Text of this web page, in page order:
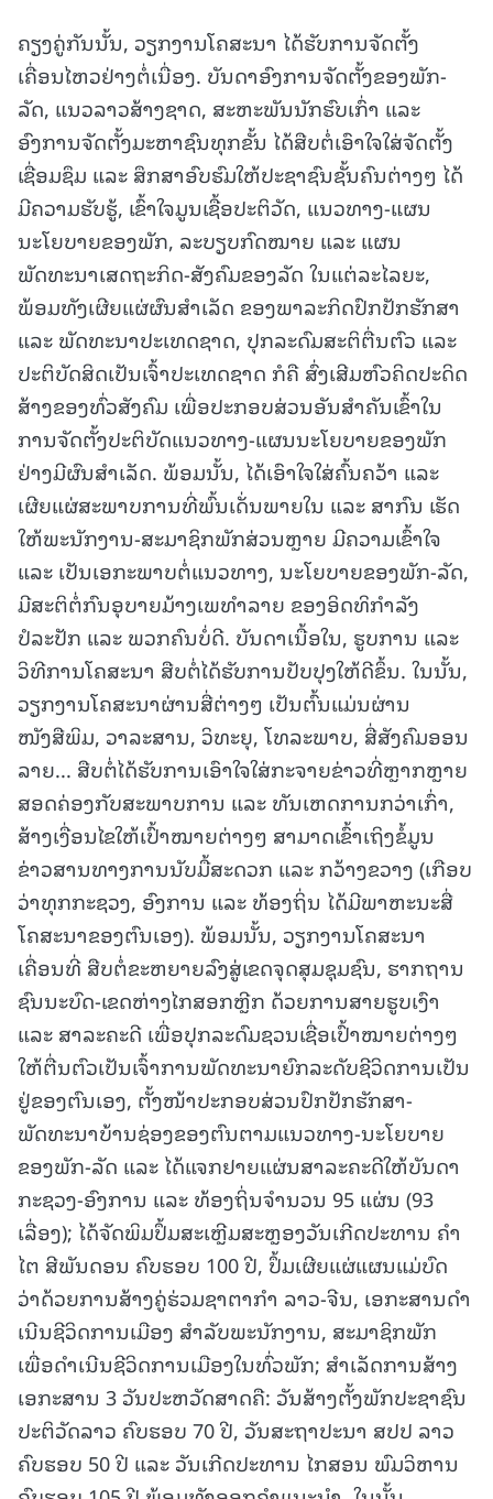
ຄຽງຄູ່ກັນນັ້ນ, ວຽກງານໂຄສະນາ ໄດ້ຮັບການຈັດຕັ້ງ
ເຄື່ອນໄຫວຢ່າງຕໍ່ເນື່ອງ. ບັນດາອົງການຈັດຕັ້ງຂອງພັກ-
ລັດ, ແນວລາວສ້າງຊາດ, ສະຫະພັນນັກຮົບເກົ່າ ແລະ
ອົງການຈັດຕັ້ງມະຫາຊົນທຸກຂັ້ນ ໄດ້ສືບຕໍ່ເອົາໃຈໃສ່ຈັດຕັ້ງ
ເຊື່ອມຊຶມ ແລະ ສຶກສາອົບຮົມໃຫ້ປະຊາຊົນຊັ້ນຄົນຕ່າງໆ ໄດ້
ມີຄວາມຮັບຮູ້, ເຂົ້າໃຈມູນເຊື້ອປະຕິວັດ, ແນວທາງ-ແຜນ
ນະໂຍບາຍຂອງພັກ, ລະບຽບກົດໝາຍ ແລະ ແຜນ
ພັດທະນາເສດຖະກິດ-ສັງຄົມຂອງລັດ ໃນແຕ່ລະໄລຍະ,
ພ້ອມທັງເຜີຍແຜ່ຜົນສໍາເລັດ ຂອງພາລະກິດປົກປັກຮັກສາ
ແລະ ພັດທະນາປະເທດຊາດ, ປຸກລະດົມສະຕິຕື່ນຕົວ ແລະ
ປະຕິບັດສິດເປັນເຈົ້າປະເທດຊາດ ກໍຄື ສົ່ງເສີມຫົວຄິດປະດິດ
ສ້າງຂອງທົ່ວສັງຄົມ ເພື່ອປະກອບສ່ວນອັນສໍາຄັນເຂົ້າໃນ
ການຈັດຕັ້ງປະຕິບັດແນວທາງ-ແຜນນະໂຍບາຍຂອງພັກ
ຢ່າງມີຜົນສໍາເລັດ. ພ້ອມນັ້ນ, ໄດ້ເອົາໃຈໃສ່ຄົ້ນຄວ້າ ແລະ
ເຜີຍແຜ່ສະພາບການທີ່ພົ້ນເດັ່ນພາຍໃນ ແລະ ສາກົນ ເຮັດ
ໃຫ້ພະນັກງານ-ສະມາຊິກພັກສ່ວນຫຼາຍ ມີຄວາມເຂົ້າໃຈ
ແລະ ເປັນເອກະພາບຕໍ່ແນວທາງ, ນະໂຍບາຍຂອງພັກ-ລັດ,
ມີສະຕິຕໍ່ກົນອຸບາຍມ້າງເພທໍາລາຍ ຂອງອິດທິກໍາລັງ
ປໍລະປັກ ແລະ ພວກຄົນບໍ່ດີ. ບັນດາເນື້ອໃນ, ຮູບການ ແລະ
ວິທີການໂຄສະນາ ສືບຕໍ່ໄດ້ຮັບການປັບປຸງໃຫ້ດີຂຶ້ນ. ໃນນັ້ນ,
ວຽກງານໂຄສະນາຜ່ານສື່ຕ່າງໆ ເປັນຕົ້ນແມ່ນຜ່ານ
ໜັງສືພິມ, ວາລະສານ, ວິທະຍຸ, ໂທລະພາບ, ສື່ສັງຄົມອອນ
ລາຍ... ສືບຕໍ່ໄດ້ຮັບການເອົາໃຈໃສ່ກະຈາຍຂ່າວທີ່ຫຼາກຫຼາຍ
ສອດຄ່ອງກັບສະພາບການ ແລະ ທັນເຫດການກວ່າເກົ່າ,
ສ້າງເງື່ອນໄຂໃຫ້ເປົ້າໝາຍຕ່າງໆ ສາມາດເຂົ້າເຖິງຂໍ້ມູນ
ຂ່າວສານທາງການນັບມື້ສະດວກ ແລະ ກວ້າງຂວາງ (ເກືອບ
ວ່າທຸກກະຊວງ, ອົງການ ແລະ ທ້ອງຖິ່ນ ໄດ້ມີພາຫະນະສື່
ໂຄສະນາຂອງຕົນເອງ). ພ້ອມນັ້ນ, ວຽກງານໂຄສະນາ
ເຄື່ອນທີ່ ສືບຕໍ່ຂະຫຍາຍລົງສູ່ເຂດຈຸດສຸມຊຸມຊົນ, ຮາກຖານ
ຊົນນະບົດ-ເຂດຫ່າງໄກສອກຫຼີກ ດ້ວຍການສາຍຮູບເງົາ
ແລະ ສາລະຄະດີ ເພື່ອປຸກລະດົມຊວນເຊື່ອເປົ້າໝາຍຕ່າງໆ
ໃຫ້ຕື່ນຕົວເປັນເຈົ້າການພັດທະນາຍົກລະດັບຊີວິດການເປັນ
ຢູ່ຂອງຕົນເອງ, ຕັ້ງໜ້າປະກອບສ່ວນປົກປັກຮັກສາ-
ພັດທະນາບ້ານຊ່ອງຂອງຕົນຕາມແນວທາງ-ນະໂຍບາຍ
ຂອງພັກ-ລັດ ແລະ ໄດ້ແຈກຢາຍແຜ່ນສາລະຄະດີໃຫ້ບັນດາ
ກະຊວງ-ອົງການ ແລະ ທ້ອງຖິ່ນຈໍານວນ 95 ແຜ່ນ (93
ເລື່ອງ); ໄດ້ຈັດພິມປຶ້ມສະເຫຼີມສະຫຼອງວັນເກີດປະທານ ຄໍາ
ໄຕ ສີພັນດອນ ຄົບຮອບ 100 ປີ, ປຶ້ມເຜີຍແຜ່ແຜນແມ່ບົດ
ວ່າດ້ວຍການສ້າງຄູ່ຮ່ວມຊາຕາກຳ ລາວ-ຈີນ, ເອກະສານດໍາ
ເນີນຊີວິດການເມືອງ ສໍາລັບພະນັກງານ, ສະມາຊິກພັກ
ເພື່ອດໍາເນີນຊີວິດການເມືອງໃນທົ່ວພັກ; ສໍາເລັດການສ້າງ
ເອກະສານ 3 ວັນປະຫວັດສາດຄື: ວັນສ້າງຕັ້ງພັກປະຊາຊົນ
ປະຕິວັດລາວ ຄົບຮອບ 70 ປີ, ວັນສະຖາປະນາ ສປປ ລາວ
ຄົບຮອບ 50 ປີ ແລະ ວັນເກີດປະທານ ໄກສອນ ພົມວິຫານ